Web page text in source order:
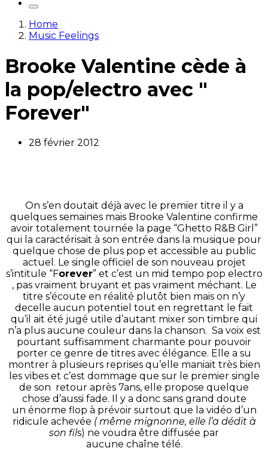
Home
Music Feelings
Brooke Valentine cède à
la pop/electro avec "
Forever"
28 février 2012
On s’en doutait déjà avec le premier titre il y a
quelques semaines mais Brooke Valentine confirme
avoir totalement tournée la page “Ghetto R&B Girl”
qui la caractérisait à son entrée dans la musique pour
quelque chose de plus pop et accessible au public
actuel. Le single officiel de son nouveau projet
s’intitule “Forever” et c’est un mid tempo pop electro
, pas vraiment bruyant et pas vraiment méchant. Le
titre s’écoute en réalité plutôt bien mais on n’y
decelle aucun potentiel tout en regrettant le fait
qu’il ait été jugé utile d’autant mixer son timbre qui
n’a plus aucune couleur dans la chanson. Sa voix est
pourtant suffisamment charmante pour pouvoir
porter ce genre de titres avec élégance. Elle a su
montrer à plusieurs reprises qu’elle maniait très bien
les vibes et c’est dommage que sur le premier single
de son retour après 7ans, elle propose quelque
chose d’aussi fade. Il y a donc sans grand doute
un énorme flop à prévoir surtout que la vidéo d’un
ridicule achevée ( même mignonne, elle l’a dédit à
son fils) ne voudra être diffusée par
aucune chaîne télé.